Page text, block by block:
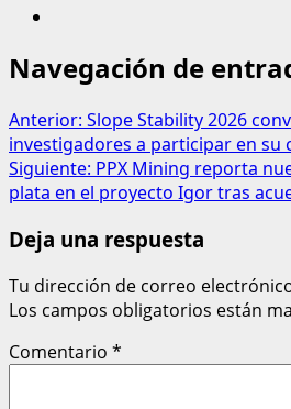
Navegación de
Anterior: Slope Stability 2026
investigadores a participar en su
Siguiente: PPX Mining reporta
plata en el proyecto Igor tras
Deja una respuesta
Tu dirección de correo
Los campos obligatorios están
Comentario *